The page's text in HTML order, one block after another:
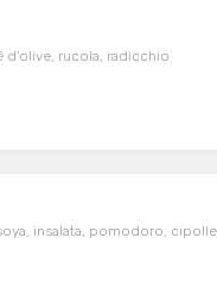
d'olive, rucola, radicchio
insalata, pomodoro,